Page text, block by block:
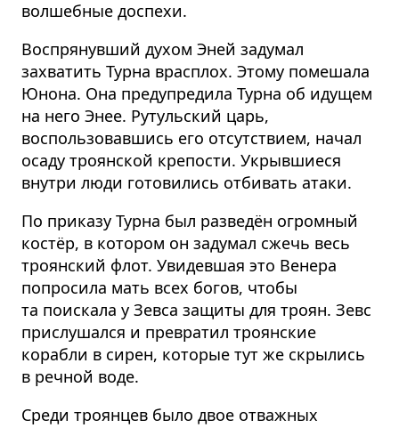
волшебные доспехи.
Воспрянувший духом Эней задумал
захватить Турна врасплох. Этому помешала
Юнона. Она предупредила Турна об идущем
на него Энее. Рутульский царь,
воспользовавшись его отсутствием, начал
осаду троянской крепости. Укрывшиеся
внутри люди готовились отбивать атаки.
По приказу Турна был разведён огромный
костёр, в котором он задумал сжечь весь
троянский флот. Увидевшая это Венера
попросила мать всех богов, чтобы
та поискала у Зевса защиты для троян. Зевс
прислушался и превратил троянские
корабли в сирен, которые тут же скрылись
в речной воде.
Среди троянцев было двое отважных